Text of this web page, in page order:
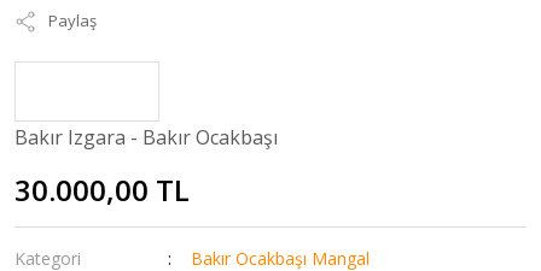
Paylaş
Bakır Izgara - Bakır Ocakbaşı
30.000,00 TL
Kategori
Bakır Ocakbaşı Mangal